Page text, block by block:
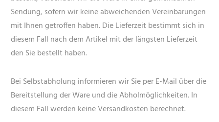
Sendung, sofern wir keine abweichenden Vereinbarungen
mit Ihnen getroffen haben. Die Lieferzeit bestimmt sich in
diesem Fall nach dem Artikel mit der längsten Lieferzeit
den Sie bestellt haben.
Bei Selbstabholung informieren wir Sie per E-Mail über die
Bereitstellung der Ware und die Abholmöglichkeiten. In
diesem Fall werden keine Versandkosten berechnet.